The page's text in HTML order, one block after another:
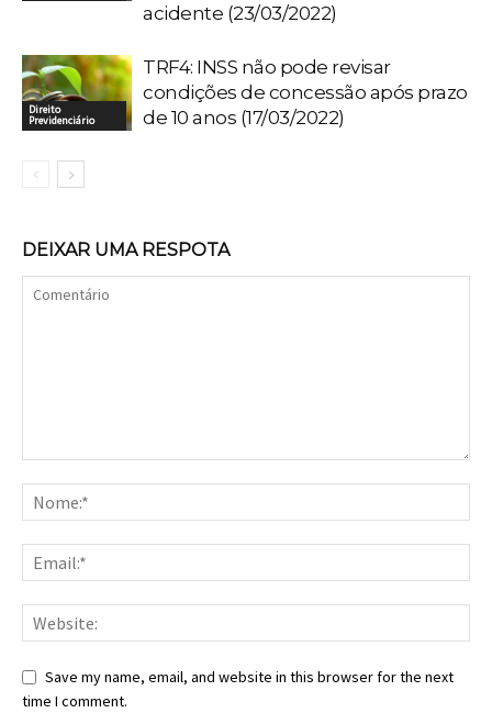
acidente (23/03/2022)
Direito
Previdenciário
TRF4: INSS não pode revisar
condições de concessão após prazo
de 10 anos (17/03/2022)
DEIXAR UMA RESPOTA
Save my name, email, and website in this browser for the next
time I comment.